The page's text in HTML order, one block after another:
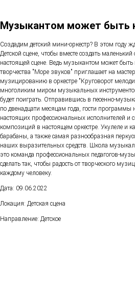
Музыкантом может быть
Создадим детский мини-оркестр? В этом году
Детской сцене, чтобы вместе создать
настоящей сцене. Ведь музыкантом может
творчества "Море звуков" приглашает на
музицированию в оркестре "Круговорот
многоликим миром музыкальных
будет поиграть. Отправившись в песенно-
по двенадцати месяцам года, гости программы
настоящих профессиональных исполнителей и
композиций в настоящем оркестре. Укулеле и
барабаны, а также самая разнообразная
наших выразительных средств. Школа
это команда профессиональных педагогов-
сделать так, чтобы радость от творческого
каждому человеку.
Дата: 09.06.2022
Локация: Детская сцена
Направление: Детское